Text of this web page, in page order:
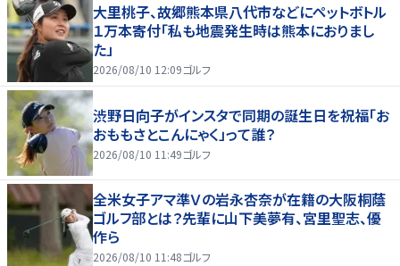
大里桃子、故郷熊本県八代市などにペットボトル
１万本寄付「私も地震発生時は熊本におりまし
た」
2026/08/10 12:09ゴルフ
渋野日向子がインスタで同期の誕生日を祝福「お
おももさとこんにゃく」って誰？
2026/08/10 11:49ゴルフ
全米女子アマ準Ｖの岩永杏奈が在籍の大阪桐蔭
ゴルフ部とは？先輩に山下美夢有、宮里聖志、優
作ら
2026/08/10 11:48ゴルフ